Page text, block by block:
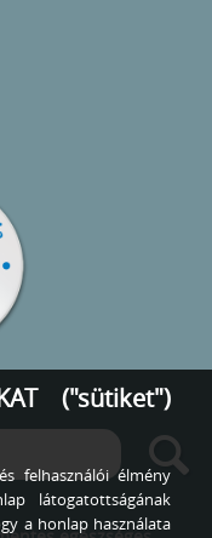
("sütiket")
felhasználói élmény
látogatottságának
a honlap használata